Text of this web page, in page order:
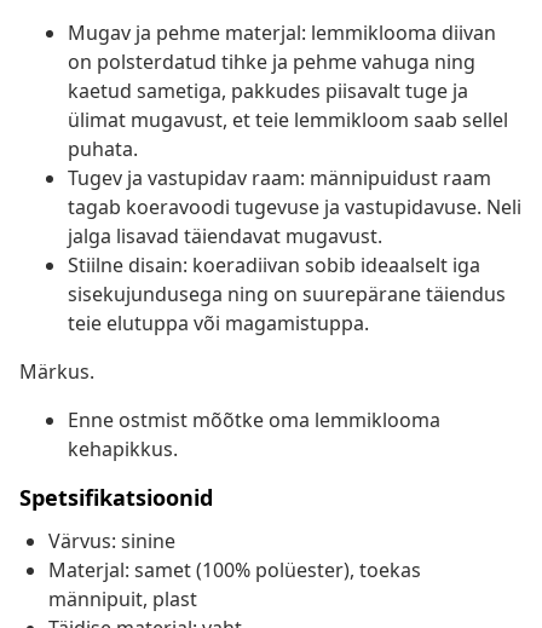
Mugav ja pehme materjal: lemmiklooma diivan
on polsterdatud tihke ja pehme vahuga ning
kaetud sametiga, pakkudes piisavalt tuge ja
ülimat mugavust, et teie lemmikloom saab sellel
puhata.
Tugev ja vastupidav raam: männipuidust raam
tagab koeravoodi tugevuse ja vastupidavuse. Neli
jalga lisavad täiendavat mugavust.
Stiilne disain: koeradiivan sobib ideaalselt iga
sisekujundusega ning on suurepärane täiendus
teie elutuppa või magamistuppa.
Märkus.
Enne ostmist mõõtke oma lemmiklooma
kehapikkus.
Spetsifikatsioonid
Värvus: sinine
Materjal: samet (100% polüester), toekas
männipuit, plast